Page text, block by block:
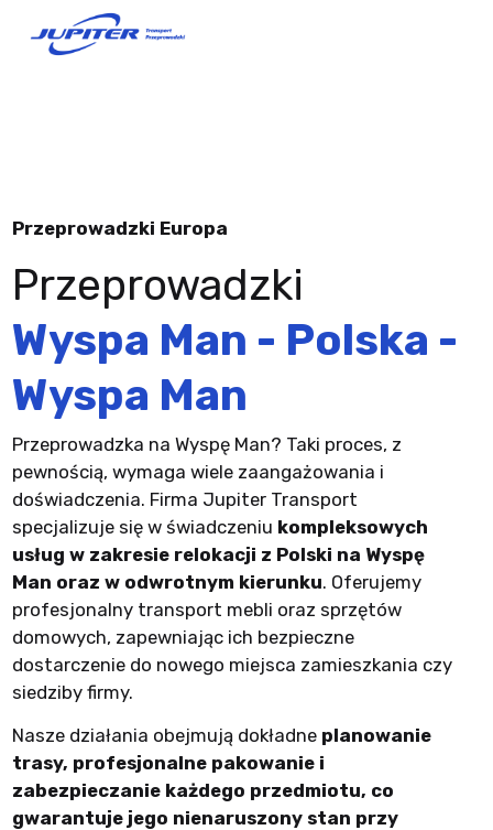
Przeprowadzki Europa
Przeprowadzki
Wyspa Man - Polska -
Wyspa Man
Przeprowadzka na Wyspę Man? Taki proces, z
pewnością, wymaga wiele zaangażowania i
doświadczenia. Firma Jupiter Transport
specjalizuje się w świadczeniu kompleksowych
usług w zakresie relokacji z Polski na Wyspę
Man oraz w odwrotnym kierunku. Oferujemy
profesjonalny transport mebli oraz sprzętów
domowych, zapewniając ich bezpieczne
dostarczenie do nowego miejsca zamieszkania czy
siedziby firmy.
Nasze działania obejmują dokładne planowanie
trasy, profesjonalne pakowanie i
zabezpieczanie każdego przedmiotu, co
gwarantuje jego nienaruszony stan przy